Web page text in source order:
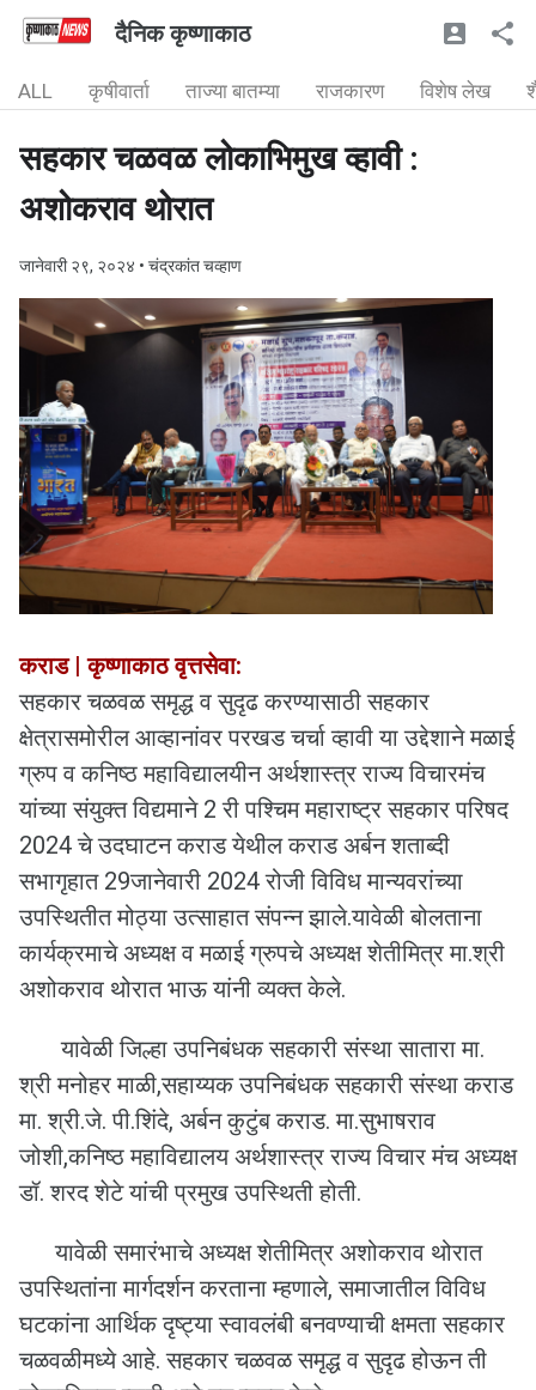
दैनिक कृष्णाकाठ
ALL कृषीवार्ता ताज्या बातम्या राजकारण विशेष लेख
सहकार चळवळ लोकाभिमुख व्हावी :
अशोकराव थोरात
जानेवारी २९, २०२४ • चंद्रकांत चव्हाण
कराड | कृष्णाकाठ वृत्तसेवा:
सहकार चळवळ समृद्ध व सुदृढ करण्यासाठी सहकार
क्षेत्रासमोरील आव्हानांवर परखड चर्चा व्हावी या उद्देशाने मळाई
ग्रुप व कनिष्ठ महाविद्यालयीन अर्थशास्त्र राज्य विचारमंच
यांच्या संयुक्त विद्यमाने 2 री पश्चिम महाराष्ट्र सहकार परिषद
2024 चे उदघाटन कराड येथील कराड अर्बन शताब्दी
सभागृहात 29जानेवारी 2024 रोजी विविध मान्यवरांच्या
उपस्थितीत मोठ्या उत्साहात संपन्न झाले.यावेळी बोलताना
कार्यक्रमाचे अध्यक्ष व मळाई ग्रुपचे अध्यक्ष शेतीमित्र मा.श्री
अशोकराव थोरात भाऊ यांनी व्यक्त केले.
यावेळी जिल्हा उपनिबंधक सहकारी संस्था सातारा मा.
श्री मनोहर माळी,सहाय्यक उपनिबंधक सहकारी संस्था कराड
मा. श्री.जे. पी.शिंदे, अर्बन कुटुंब कराड. मा.सुभाषराव
जोशी,कनिष्ठ महाविद्यालय अर्थशास्त्र राज्य विचार मंच अध्यक्ष
डॉ. शरद शेटे यांची प्रमुख उपस्थिती होती.
यावेळी समारंभाचे अध्यक्ष शेतीमित्र अशोकराव थोरात
उपस्थितांना मार्गदर्शन करताना म्हणाले, समाजातील विविध
घटकांना आर्थिक दृष्ट्या स्वावलंबी बनवण्याची क्षमता सहकार
चळवळीमध्ये आहे. सहकार चळवळ समृद्ध व सुदृढ होऊन ती